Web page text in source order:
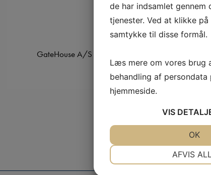
Selskabets aktive
GateHouse A/S er et software selskab, der
sikker kommunikation mellem
For yderligere information:
de har indsamlet gennem
tjenester. Ved at klikke
samtykke til disse formål.
Læs mere om vores brug
behandling af persondata
hjemmeside.
VIS
AFVIS
OK